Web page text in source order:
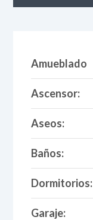
Amueblado
Ascensor:
Aseos:
Baños:
Dormitorios:
Garaje: